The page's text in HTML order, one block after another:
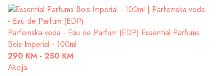
Parfemska voda - Eau de Parfum (EDP) Essential Parfums
Bois Imperial - 100ml
290 KM - 250 KM
Akcija